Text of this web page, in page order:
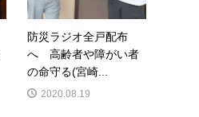
防災ラジオ全戸配布
へ 高齢者や障がい者
の命守る(宮崎...
2020.08.19